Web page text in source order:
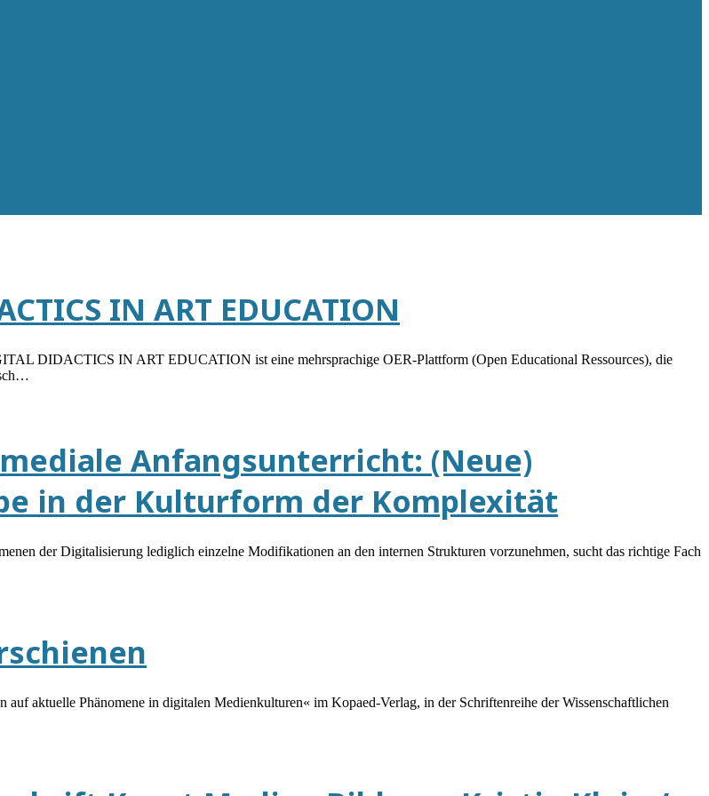
IN ART EDUCATION
DIDACTICS IN ART EDUCATION ist eine mehrsprachige OER-Plattform (Open Educational Ressources), die
Anfangsunterricht: (Neue)
in der Kulturform der Komplexität
der Digitalisierung lediglich einzelne Modifikationen an den internen Strukturen vorzunehmen, sucht das richtige Fach
aktuelle Phänomene in digitalen Medienkulturen« im Kopaed-Verlag, in der Schriftenreihe der Wissenschaftlichen